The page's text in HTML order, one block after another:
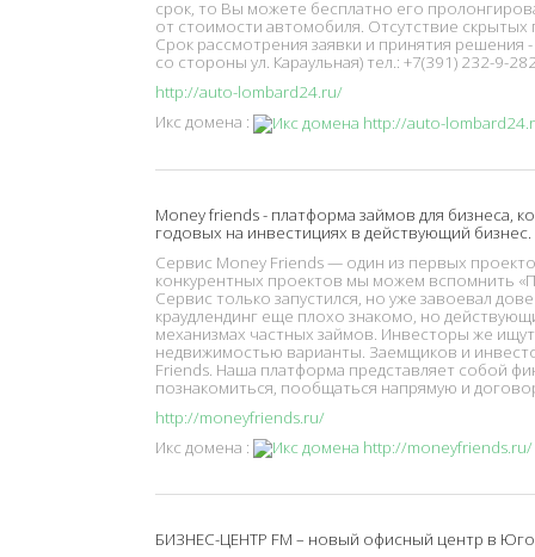
срок, то Вы можете бесплатно его
от стоимости автомобиля. Отсутствие
Срок рассмотрения заявки и принятия решения
со стороны ул. Караульная) тел.: +7(391) 232-9-
http://auto-lombard24.ru/
Икс домена :
Money friends - платформа займов для бизнеса,
годовых на инвестициях в действующий бизнес.
Сервис Money Friends — один из первых
конкурентных проектов мы можем вспомнить
Сервис только запустился, но уже завоевал
краудлендинг еще плохо знакомо, но
механизмах частных займов. Инвесторы же
недвижимостью варианты. Заемщиков и
Friends. Наша платформа представляет собой
познакомиться, пообщаться напрямую и
http://moneyfriends.ru/
Икс домена :
БИЗНЕС-ЦЕНТР FM – новый офисный центр в